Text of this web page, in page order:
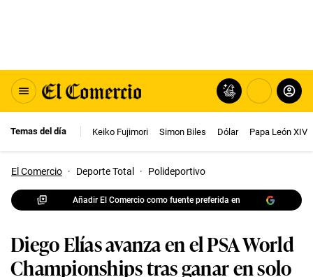
Temas del día Keiko Fujimori Simon Biles Dólar Papa León XIV
El Comercio · Deporte Total · Polideportivo
Añadir El Comercio como fuente preferida en
Diego Elías avanza en el PSA World
Championships tras ganar en solo